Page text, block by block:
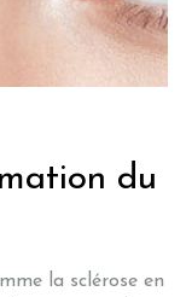
du
la sclérose en